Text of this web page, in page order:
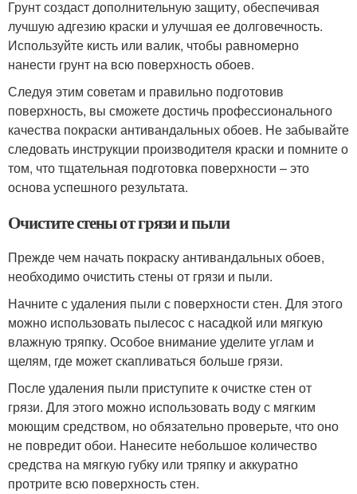
Грунт создаст дополнительную защиту, обеспечивая
лучшую адгезию краски и улучшая ее долговечность.
Используйте кисть или валик, чтобы равномерно
нанести грунт на всю поверхность обоев.
Следуя этим советам и правильно подготовив
поверхность, вы сможете достичь профессионального
качества покраски антивандальных обоев. Не забывайте
следовать инструкции производителя краски и помните о
том, что тщательная подготовка поверхности – это
основа успешного результата.
Очистите стены от грязи и пыли
Прежде чем начать покраску антивандальных обоев,
необходимо очистить стены от грязи и пыли.
Начните с удаления пыли с поверхности стен. Для этого
можно использовать пылесос с насадкой или мягкую
влажную тряпку. Особое внимание уделите углам и
щелям, где может скапливаться больше грязи.
После удаления пыли приступите к очистке стен от
грязи. Для этого можно использовать воду с мягким
моющим средством, но обязательно проверьте, что оно
не повредит обои. Нанесите небольшое количество
средства на мягкую губку или тряпку и аккуратно
протрите всю поверхность стен.